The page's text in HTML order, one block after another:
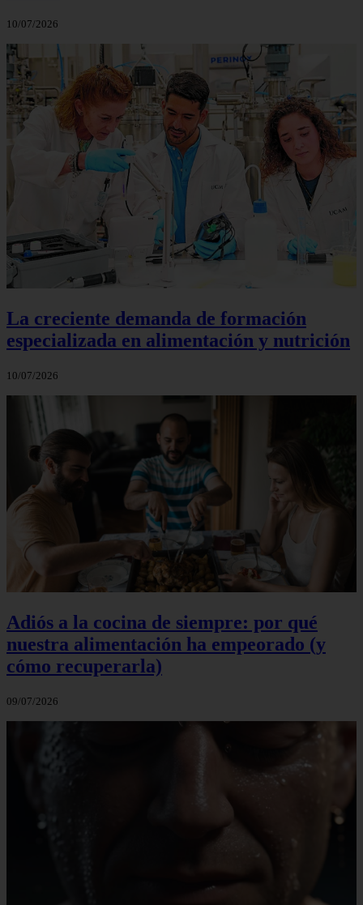
10/07/2026
La creciente demanda de formación
especializada en alimentación y nutrición
10/07/2026
Adiós a la cocina de siempre: por qué
nuestra alimentación ha empeorado (y
cómo recuperarla)
09/07/2026